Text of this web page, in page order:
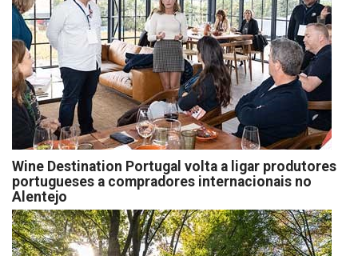
Wine Destination Portugal volta a ligar produtores
portugueses a compradores internacionais no
Alentejo